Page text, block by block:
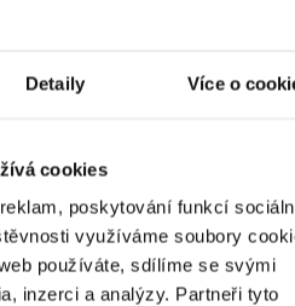
Detaily Více o
cookies
poskytování funkcí
využíváme soubory
používáte, sdílíme se svými
inzerci a analýzy. Partneři tyto
Park: From Zero (Coloured
Vinyl
589 Kč